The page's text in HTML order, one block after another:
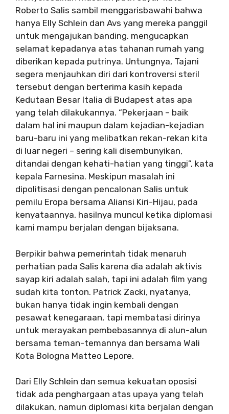
Roberto Salis sambil menggarisbawahi bahwa
hanya Elly Schlein dan Avs yang mereka panggil
untuk mengajukan banding. mengucapkan
selamat kepadanya atas tahanan rumah yang
diberikan kepada putrinya. Untungnya, Tajani
segera menjauhkan diri dari kontroversi steril
tersebut dengan berterima kasih kepada
Kedutaan Besar Italia di Budapest atas apa
yang telah dilakukannya. “Pekerjaan – baik
dalam hal ini maupun dalam kejadian-kejadian
baru-baru ini yang melibatkan rekan-rekan kita
di luar negeri – sering kali disembunyikan,
ditandai dengan kehati-hatian yang tinggi”, kata
kepala Farnesina. Meskipun masalah ini
dipolitisasi dengan pencalonan Salis untuk
pemilu Eropa bersama Aliansi Kiri-Hijau, pada
kenyataannya, hasilnya muncul ketika diplomasi
kami mampu berjalan dengan bijaksana.
Berpikir bahwa pemerintah tidak menaruh
perhatian pada Salis karena dia adalah aktivis
sayap kiri adalah salah, tapi ini adalah film yang
sudah kita tonton. Patrick Zacki, nyatanya,
bukan hanya tidak ingin kembali dengan
pesawat kenegaraan, tapi membatasi dirinya
untuk merayakan pembebasannya di alun-alun
bersama teman-temannya dan bersama Wali
Kota Bologna Matteo Lepore.
Dari Elly Schlein dan semua kekuatan oposisi
tidak ada penghargaan atas upaya yang telah
dilakukan, namun diplomasi kita berjalan dengan